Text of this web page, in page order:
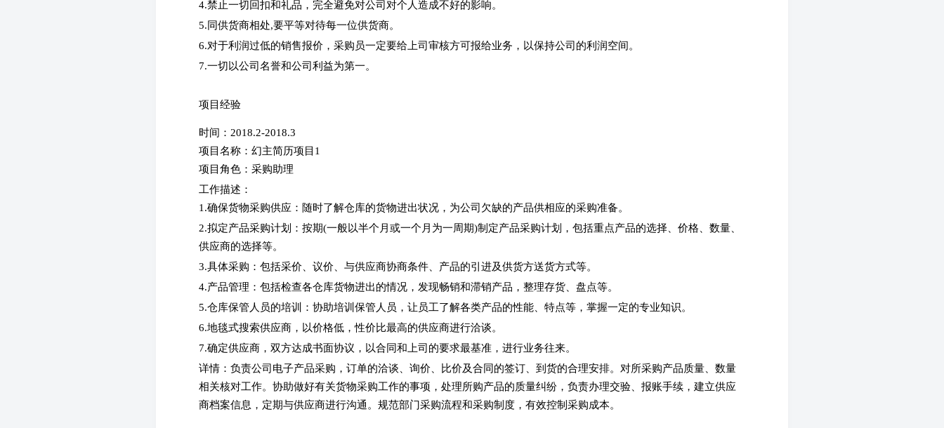
4.禁止一切回扣和礼品，完全避免对公司对个人造成不好的影响。
5.同供货商相处,要平等对待每一位供货商。
6.对于利润过低的销售报价，采购员一定要给上司审核方可报给业务，以保持公司的利润空间。
7.一切以公司名誉和公司利益为第一。
项目经验
时间：2018.2-2018.3
项目名称：幻主简历项目1
项目角色：采购助理
工作描述：
1.确保货物采购供应：随时了解仓库的货物进出状况，为公司欠缺的产品供相应的采购准备。
2.拟定产品采购计划：按期(一般以半个月或一个月为一周期)制定产品采购计划，包括重点产品的选择、价格、数量、
供应商的选择等。
3.具体采购：包括采价、议价、与供应商协商条件、产品的引进及供货方送货方式等。
4.产品管理：包括检查各仓库货物进出的情况，发现畅销和滞销产品，整理存货、盘点等。
5.仓库保管人员的培训：协助培训保管人员，让员工了解各类产品的性能、特点等，掌握一定的专业知识。
6.地毯式搜索供应商，以价格低，性价比最高的供应商进行洽谈。
7.确定供应商，双方达成书面协议，以合同和上司的要求最基准，进行业务往来。
详情：负责公司电子产品采购，订单的洽谈、询价、比价及合同的签订、到货的合理安排。对所采购产品质量、数量
相关核对工作。协助做好有关货物采购工作的事项，处理所购产品的质量纠纷，负责办理交验、报账手续，建立供应
商档案信息，定期与供应商进行沟通。规范部门采购流程和采购制度，有效控制采购成本。